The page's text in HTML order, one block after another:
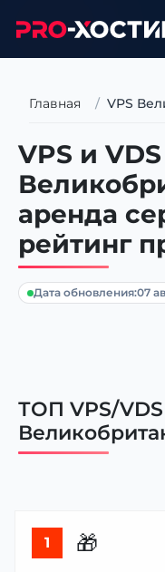
Главная VPS
VPS и
аренда
рейтинг
Дата обновления:07
ТОП VPS/
1 🎁